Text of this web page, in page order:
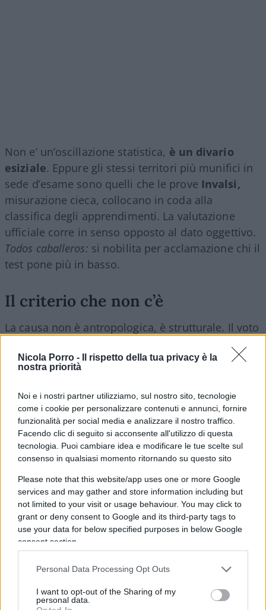
Nicola Porro -
Il rispetto della tua privacy è la
nostra priorità
Noi e i nostri partner utilizziamo, sul nostro sito, tecnologie
come i cookie per personalizzare contenuti e annunci, fornire
funzionalità per social media e analizzare il nostro traffico.
Facendo clic di seguito si acconsente all'utilizzo di questa
tecnologia. Puoi cambiare idea e modificare le tue scelte sul
consenso in qualsiasi momento ritornando su questo sito
Please note that this website/app uses one or more Google
services and may gather and store information including but
not limited to your visit or usage behaviour. You may click to
grant or deny consent to Google and its third-party tags to
use your data for below specified purposes in below Google
consent section.
Personal Data Processing Opt Outs
I want to opt-out of the Sharing of my
personal data.
Non e’ un’oscillazione statistica, è un divario
esiziale. Eppure gli stessi territori più munifici in
sede d’esame sono quelli che le prove Invalsi,
misurazione cieca, collocano in coda alla
classifica degli apprendimenti. La valutazione
ufficiale corre in senso opposto al dato oggettivo.
Todos caballeros: si nobilita per acclamazione chi il
test pone più in basso.
Il criterio che non c’è
La causa non è antropologica, è strutturale. Il voto
di Maturità lo assegna una commissione in cui
pesano i docenti interni, quelli che hanno istruito i
candidati e che, di fatto, giudicano se stessi.
Manca un’ancora nazionale che calibri i giudizi:
l’Invalsi fotografa, ma non entra nel voto. Il
risultato è un simulacro di valutazione,
autoreferenziale ed endogamico, in cui il metro
muta da provincia a provincia.La riforma
prodotto come primo effetto tangibile non più
rigore ma più lodi.Ed è qui che affiora il
fallimento sostanziale: quello dei criteri che
dovrebbero governare la formazione e il controllo
del corpo docente. Il docente si forma, insegna e
si giudica dentro circuiti locali chiusi, senza che
metri di valutazione tra un istituto e l’altro. Una